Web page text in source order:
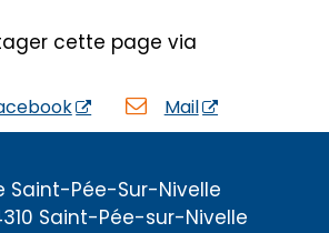
cette page via
Mail
Saint-Pée-Sur-Nivelle
Saint-Pée-sur-Nivelle